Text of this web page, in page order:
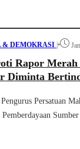
& DEMOKRASI |•
Rapor
Diminta
Persatuan